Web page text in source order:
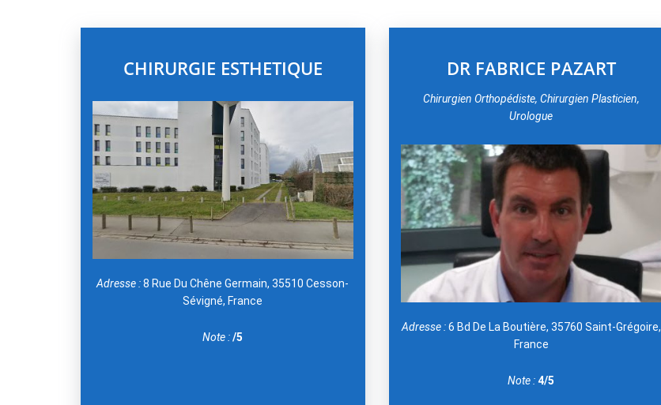
CHIRURGIE ESTHETIQUE
Adresse :8 Rue Du Chêne Germain, 35510 Cesson-
Sévigné, France
Note : /5
DR FABRICE PAZART
Chirurgien Orthopédiste, Chirurgien Plasticien,
Urologue
Adresse :6 Bd De La Boutière, 35760 Saint-Grégoire,
France
Note : 4/5